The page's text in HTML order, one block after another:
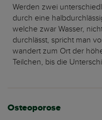
Werden zwei
durch eine
welche zwar Wasser,
durchlässt, spricht man
wandert zum Ort der
Teilchen, bis die
Osteoporose